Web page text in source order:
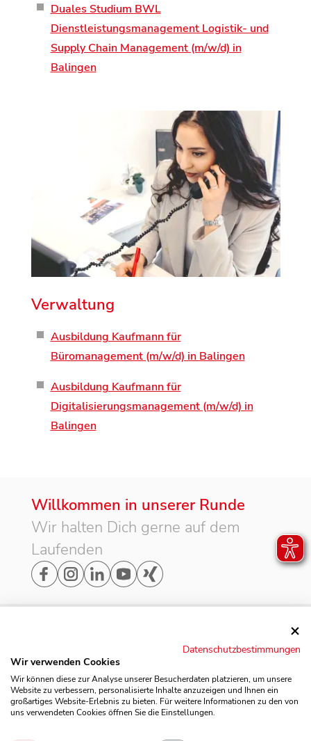
Duales Studium BWL
Dienstleistungsmanagement Logistik- und
Supply Chain Management (m/w/d) in
Balingen
Verwaltung
Ausbildung Kaufmann für
Büromanagement (m/w/d) in Balingen
Ausbildung Kaufmann für
Digitalisierungsmanagement (m/w/d) in
Balingen
Willkommen in unserer Runde
Wir halten Dich gerne auf dem
Laufenden
Möbel Rogg Balingen
GmbH & Co. KG
Widerholdstraße 20
72336 Balingen
Rechtliches
AGB
Das Unternehmen
Datenschutzbestimmungen
Wir verwenden Cookies
Wir können diese zur Analyse unserer Besucherdaten platzieren, um unsere
Website zu verbessern, personalisierte Inhalte anzuzeigen und Ihnen ein
großartiges Website-Erlebnis zu bieten. Für weitere Informationen zu den von
uns verwendeten Cookies öffnen Sie die Einstellungen.